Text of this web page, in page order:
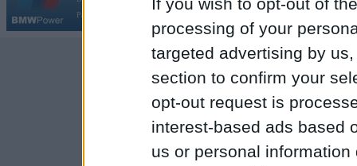
processing of your
targeted advertising by
section to confirm your
opt-out request is
interest-based ads based
us or personal
Par BMWPower
|